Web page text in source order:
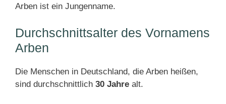
Arben ist ein Jungenname.
Durchschnittsalter des Vornamens
Arben
Die Menschen in Deutschland, die Arben heißen,
sind durchschnittlich 30 Jahre alt.